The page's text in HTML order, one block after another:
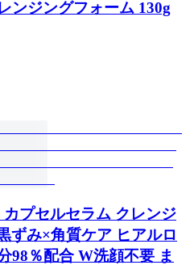
ンジングフォーム 130g
カプセルセラム クレンジ
ずみ×角質ケア ヒアルロ
98％配合 W洗顔不要 ま